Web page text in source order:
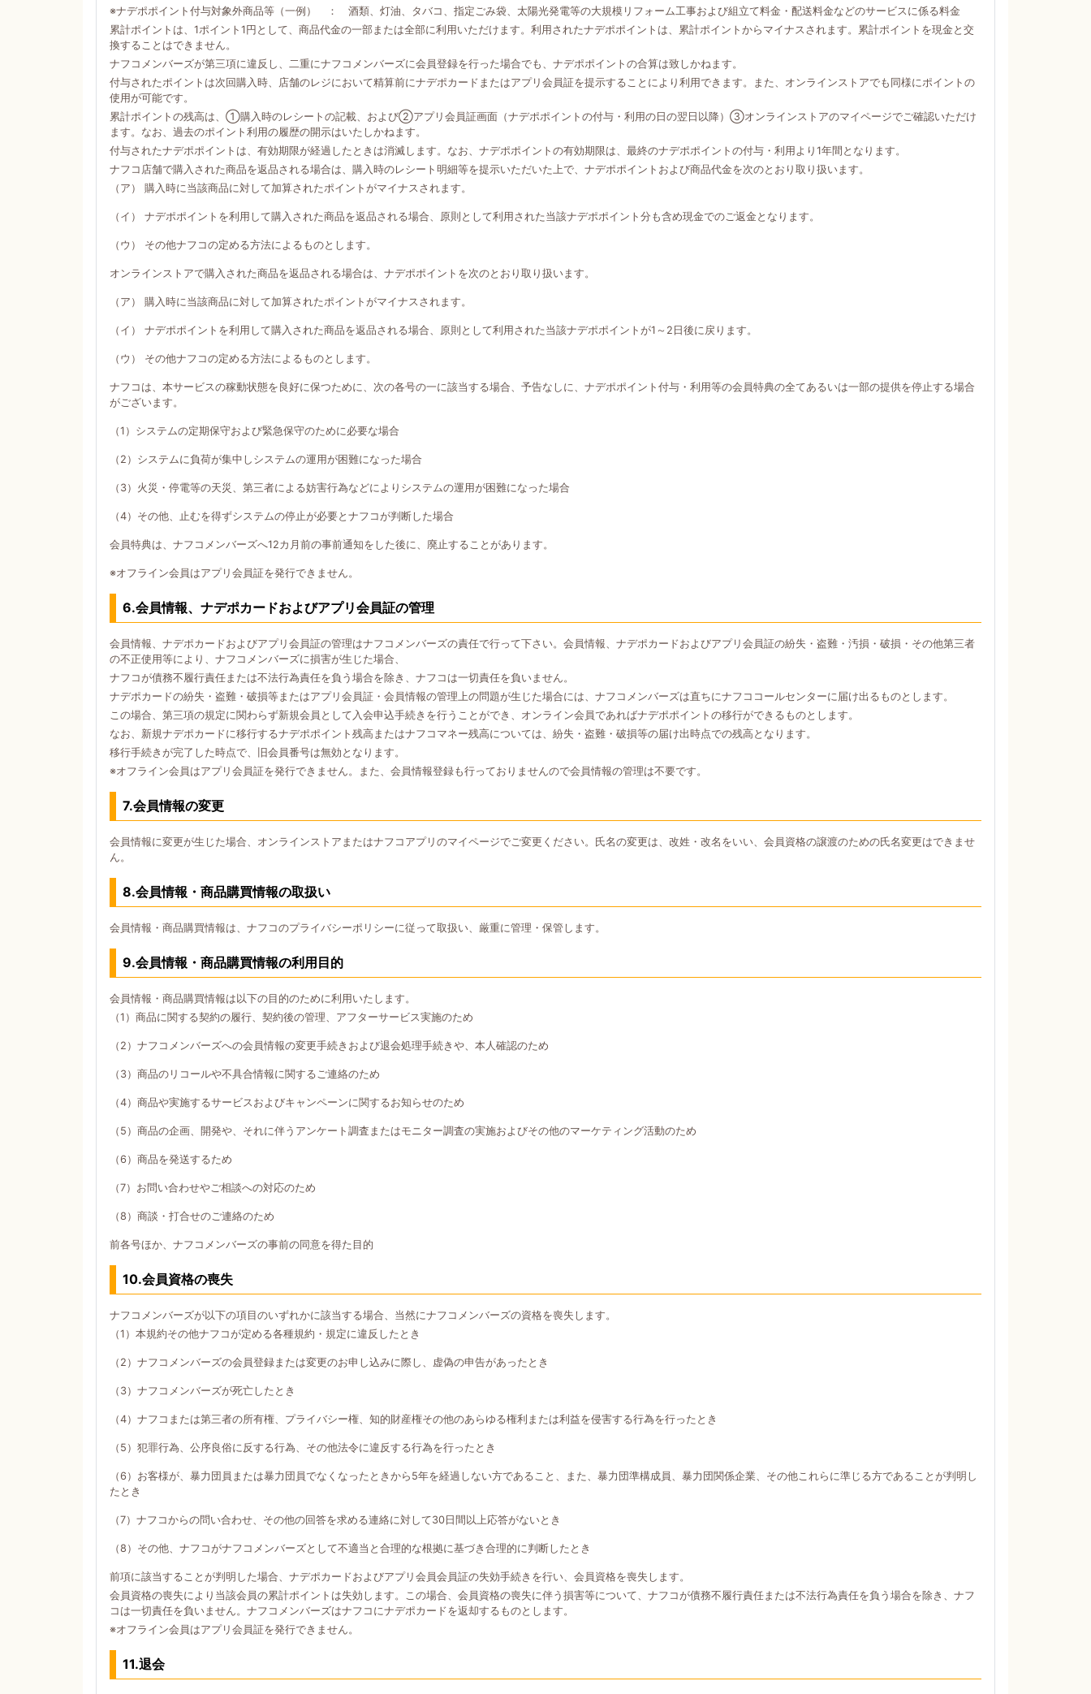
※ナデポポイント付与対象外商品等（一例） ： 酒類、灯油、タバコ、指定ごみ袋、太陽光発電等の大規模リフォーム工事および組立て料金・配送料金などのサービスに係る料金
累計ポイントは、1ポイント1円として、商品代金の一部または全部に利用いただけます。利用されたナデポポイントは、累計ポイントからマイナスされます。累計ポイントを現金と交
換することはできません。
ナフコメンバーズが第三項に違反し、二重にナフコメンバーズに会員登録を行った場合でも、ナデポポイントの合算は致しかねます。
付与されたポイントは次回購入時、店舗のレジにおいて精算前にナデポカードまたはアプリ会員証を提示することにより利用できます。また、オンラインストアでも同様にポイントの
使用が可能です。
累計ポイントの残高は、①購入時のレシートの記載、および②アプリ会員証画面（ナデポポイントの付与・利用の日の翌日以降）③オンラインストアのマイページでご確認いただけ
ます。なお、過去のポイント利用の履歴の開示はいたしかねます。
付与されたナデポポイントは、有効期限が経過したときは消滅します。なお、ナデポポイントの有効期限は、最終のナデポポイントの付与・利用より1年間となります。
ナフコ店舗で購入された商品を返品される場合は、購入時のレシート明細等を提示いただいた上で、ナデポポイントおよび商品代金を次のとおり取り扱います。
（ア） 購入時に当該商品に対して加算されたポイントがマイナスされます。
（イ） ナデポポイントを利用して購入された商品を返品される場合、原則として利用された当該ナデポポイント分も含め現金でのご返金となります。
（ウ） その他ナフコの定める方法によるものとします。
オンラインストアで購入された商品を返品される場合は、ナデポポイントを次のとおり取り扱います。
（ア） 購入時に当該商品に対して加算されたポイントがマイナスされます。
（イ） ナデポポイントを利用して購入された商品を返品される場合、原則として利用された当該ナデポポイントが1～2日後に戻ります。
（ウ） その他ナフコの定める方法によるものとします。
ナフコは、本サービスの稼動状態を良好に保つために、次の各号の一に該当する場合、予告なしに、ナデポポイント付与・利用等の会員特典の全てあるいは一部の提供を停止する場合
がございます。
（1）システムの定期保守および緊急保守のために必要な場合
（2）システムに負荷が集中しシステムの運用が困難になった場合
（3）火災・停電等の天災、第三者による妨害行為などによりシステムの運用が困難になった場合
（4）その他、止むを得ずシステムの停止が必要とナフコが判断した場合
会員特典は、ナフコメンバーズへ12カ月前の事前通知をした後に、廃止することがあります。
※オフライン会員はアプリ会員証を発行できません。
6.会員情報、ナデポカードおよびアプリ会員証の管理
会員情報、ナデポカードおよびアプリ会員証の管理はナフコメンバーズの責任で行って下さい。会員情報、ナデポカードおよびアプリ会員証の紛失・盗難・汚損・破損・その他第三者
の不正使用等により、ナフコメンバーズに損害が生じた場合、
ナフコが債務不履行責任または不法行為責任を負う場合を除き、ナフコは一切責任を負いません。
ナデポカードの紛失・盗難・破損等またはアプリ会員証・会員情報の管理上の問題が生じた場合には、ナフコメンバーズは直ちにナフココールセンターに届け出るものとします。
この場合、第三項の規定に関わらず新規会員として入会申込手続きを行うことができ、オンライン会員であればナデポポイントの移行ができるものとします。
なお、新規ナデポカードに移行するナデポポイント残高またはナフコマネー残高については、紛失・盗難・破損等の届け出時点での残高となります。
移行手続きが完了した時点で、旧会員番号は無効となります。
※オフライン会員はアプリ会員証を発行できません。また、会員情報登録も行っておりませんので会員情報の管理は不要です。
7.会員情報の変更
会員情報に変更が生じた場合、オンラインストアまたはナフコアプリのマイページでご変更ください。氏名の変更は、改姓・改名をいい、会員資格の譲渡のための氏名変更はできませ
ん。
8.会員情報・商品購買情報の取扱い
会員情報・商品購買情報は、ナフコのプライバシーポリシーに従って取扱い、厳重に管理・保管します。
9.会員情報・商品購買情報の利用目的
会員情報・商品購買情報は以下の目的のために利用いたします。
（1）商品に関する契約の履行、契約後の管理、アフターサービス実施のため
（2）ナフコメンバーズへの会員情報の変更手続きおよび退会処理手続きや、本人確認のため
（3）商品のリコールや不具合情報に関するご連絡のため
（4）商品や実施するサービスおよびキャンペーンに関するお知らせのため
（5）商品の企画、開発や、それに伴うアンケート調査またはモニター調査の実施およびその他のマーケティング活動のため
（6）商品を発送するため
（7）お問い合わせやご相談への対応のため
（8）商談・打合せのご連絡のため
前各号ほか、ナフコメンバーズの事前の同意を得た目的
10.会員資格の喪失
ナフコメンバーズが以下の項目のいずれかに該当する場合、当然にナフコメンバーズの資格を喪失します。
（1）本規約その他ナフコが定める各種規約・規定に違反したとき
（2）ナフコメンバーズの会員登録または変更のお申し込みに際し、虚偽の申告があったとき
（3）ナフコメンバーズが死亡したとき
（4）ナフコまたは第三者の所有権、プライバシー権、知的財産権その他のあらゆる権利または利益を侵害する行為を行ったとき
（5）犯罪行為、公序良俗に反する行為、その他法令に違反する行為を行ったとき
（6）お客様が、暴力団員または暴力団員でなくなったときから5年を経過しない方であること、また、暴力団準構成員、暴力団関係企業、その他これらに準じる方であることが判明し
たとき
（7）ナフコからの問い合わせ、その他の回答を求める連絡に対して30日間以上応答がないとき
（8）その他、ナフコがナフコメンバーズとして不適当と合理的な根拠に基づき合理的に判断したとき
前項に該当することが判明した場合、ナデポカードおよびアプリ会員会員証の失効手続きを行い、会員資格を喪失します。
会員資格の喪失により当該会員の累計ポイントは失効します。この場合、会員資格の喪失に伴う損害等について、ナフコが債務不履行責任または不法行為責任を負う場合を除き、ナフ
コは一切責任を負いません。ナフコメンバーズはナフコにナデポカードを返却するものとします。
※オフライン会員はアプリ会員証を発行できません。
11.退会